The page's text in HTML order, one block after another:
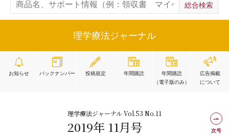
理学療法ジャーナル
お知らせ バックナンバー 投稿規定 年間購読
年間購読
（電子版のみ）
広告掲載
について
理学療法ジャーナル Vol.53 No.11
2019年 11月号 次号